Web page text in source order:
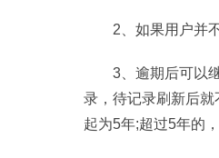
2、如果用户并
3、逾期后可以
录，待记录刷新后
起为5年;超过5年的